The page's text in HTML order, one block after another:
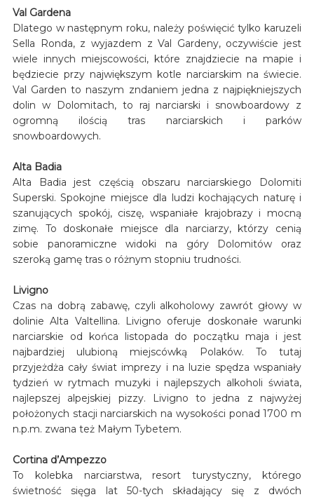
Val Gardena
Dlatego w następnym roku, należy poświęcić tylko karuzeli
Sella Ronda, z wyjazdem z Val Gardeny, oczywiście jest
wiele innych miejscowości, które znajdziecie na mapie i
będziecie przy największym kotle narciarskim na świecie.
Val Garden to naszym zndaniem jedna z najpiękniejszych
dolin w Dolomitach, to raj narciarski i snowboardowy z
ogromną ilością tras narciarskich i parków
snowboardowych.
Alta Badia
Alta Badia jest częścią obszaru narciarskiego Dolomiti
Superski. Spokojne miejsce dla ludzi kochających naturę i
szanujących spokój, ciszę, wspaniałe krajobrazy i mocną
zimę. To doskonałe miejsce dla narciarzy, którzy cenią
sobie panoramiczne widoki na góry Dolomitów oraz
szeroką gamę tras o różnym stopniu trudności.
Livigno
Czas na dobrą zabawę, czyli alkoholowy zawrót głowy w
dolinie Alta Valtellina. Livigno oferuje doskonałe warunki
narciarskie od końca listopada do początku maja i jest
najbardziej ulubioną miejscówką Polaków. To tutaj
przyjeżdża cały świat imprezy i na luzie spędza wspaniały
tydzień w rytmach muzyki i najlepszych alkoholi świata,
najlepszej alpejskiej pizzy. Livigno to jedna z najwyżej
położonych stacji narciarskich na wysokości ponad 1700 m
n.p.m. zwana też Małym Tybetem.
Cortina d’Ampezzo
To kolebka narciarstwa, resort turystyczny, którego
świetność sięga lat 50-tych składający się z dwóch